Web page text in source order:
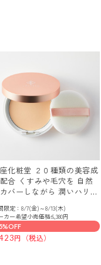
化粧堂 ２０種類の美容成
合 くすみや毛穴を 自然
バーしながら 潤いハリツ
ルパウダー
限定：8/7(金)～8/13(木)
カー希望小売価格:6,380円